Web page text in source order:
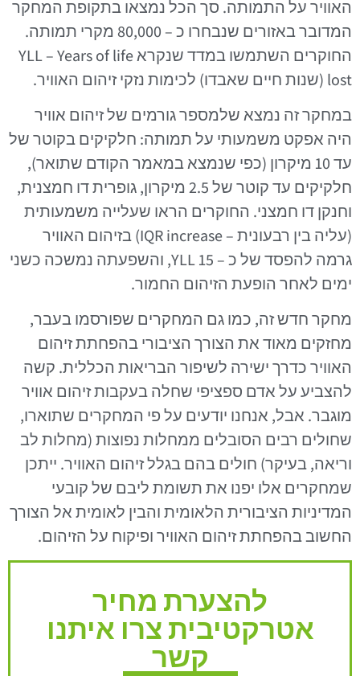
האוויר על התמותה. סך הכל נמצאו בתקופת המחקר
המדובר באזורים שנבחרו כ – 80,000 מקרי תמותה.
החוקרים השתמשו במדד שנקרא YLL – Years of life
lost (שנות חיים שאבדו) לכימות נזקי זיהום האוויר.
במחקר זה נמצא שלמספר גורמים של זיהום אוויר
היה אפקט משמעותי על תמותה: חלקיקים בקוטר של
עד 10 מיקרון (כפי שנמצא במאמר הקודם שתואר),
חלקיקים עד קוטר של 2.5 מיקרון, גופרית דו חמצנית,
וחנקן דו חמצני. החוקרים הראו שעלייה משמעותית
(עליה בין רבעונית – IQR increase) בזיהום האוויר
גרמה להפסד של כ – 15 YLL, והשפעתה נמשכה כשני
ימים לאחר הופעת הזיהום החמור.
מחקר חדש זה, כמו גם המחקרים שפורסמו בעבר,
מחזקים מאוד את הצורך הציבורי בהפחתת זיהום
האוויר כדרך ישירה לשיפור הבריאות הכללית. קשה
להצביע על אדם ספציפי שחלה בעקבות זיהום אוויר
מוגבר. אבל, אנחנו יודעים על פי המחקרים שתוארו,
שחולים רבים הסובלים ממחלות נפוצות (מחלות לב
וריאה, בעיקר) חולים בהם בגלל זיהום האוויר. ייתכן
שמחקרים אלו יפנו את תשומת ליבם של קובעי
המדיניות הציבורית הלאומית והבין לאומית אל הצורך
החשוב בהפחתת זיהום האוויר ופיקוח על הזיהום.
להצערת מחיר
אטרקטיבית צרו איתנו
קשר